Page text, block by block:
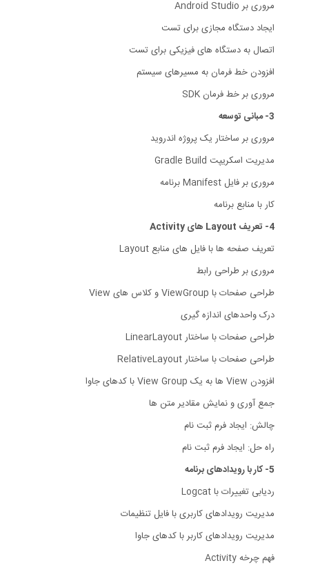
مروری بر Android Studio
ایجاد دستگاه مجازی برای تست
اتصال به دستگاه های فیزیکی برای تست
افزودن خط فرمان به مسیرهای سیستم
مروری بر خط فرمان SDK
3- مبانی توسعه
مروری بر ساختار یک پروژه اندروید
مدیریت اسکریپت Gradle Build
مروری بر فایل Manifest برنامه
کار با منابع برنامه
4- تعریف Layout های Activity
تعریف صفحه ها با فایل های منابع Layout
مروری بر طراحی رابط
طراحی صفحات با ViewGroup و کلاس های View
درک واحدهای اندازه گیری
طراحی صفحات با ساختار LinearLayout
طراحی صفحات با ساختار RelativeLayout
افزودن View ها به یک View Group با کدهای جاوا
جمع آوری و نمایش مقادیر متن ها
چالش: ایجاد فرم ثبت نام
راه حل: ایجاد فرم ثبت نام
5- کار با رویدادهای برنامه
ردیابی تغییرات با Logcat
مدیریت رویدادهای کاربری با فایل تنظیمات
مدیریت رویدادهای کاربر با کدهای جاوا
فهم چرخه Activity